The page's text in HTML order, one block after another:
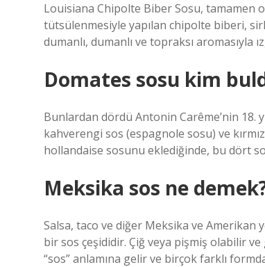
Louisiana Chipolte Biber Sosu, tamamen
tütsülenmesiyle yapılan chipolte biberi,
dumanlı, dumanlı ve topraksı
Domates sosu kim
Bunlardan dördü Antonin Carême’nin 18.
kahverengi sos (espagnole sosu) ve
hollandaise sosunu eklediğinde, bu dört
Meksika sos ne
Salsa, taco ve diğer Meksika ve
bir sos çeşididir. Çiğ veya pişmiş olabilir ve
“sos” anlamına gelir ve birçok farklı